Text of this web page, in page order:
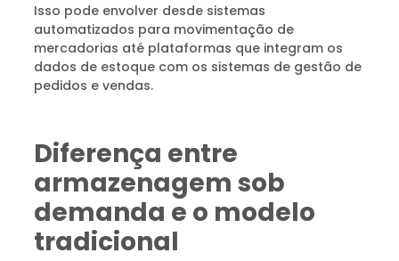
Isso pode envolver desde sistemas
automatizados para movimentação de
mercadorias até plataformas que integram os
dados de estoque com os sistemas de gestão de
pedidos e vendas.
Diferença entre
armazenagem sob
demanda e o modelo
tradicional